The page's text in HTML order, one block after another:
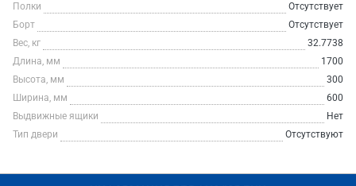
Полки
Отсутствует
Борт
Отсутствует
Вес, кг
32.7738
Длина, мм
1700
Высота, мм
300
Ширина, мм
600
Выдвижные ящики
Нет
Тип двери
Отсутствуют